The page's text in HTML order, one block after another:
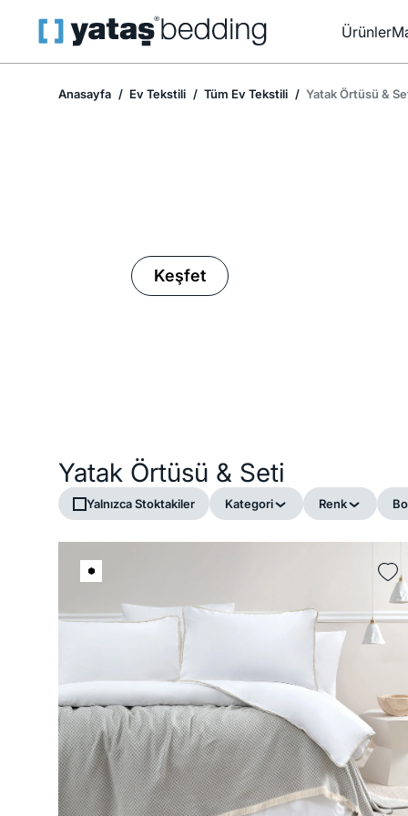
Ürünler
Anasayfa Ev Tekstili Tüm Ev Tekstili Yatak Örtüsü &
Keşfet
Yatak Örtüsü & Seti
Yalnızca Stoktakiler Kategori Renk